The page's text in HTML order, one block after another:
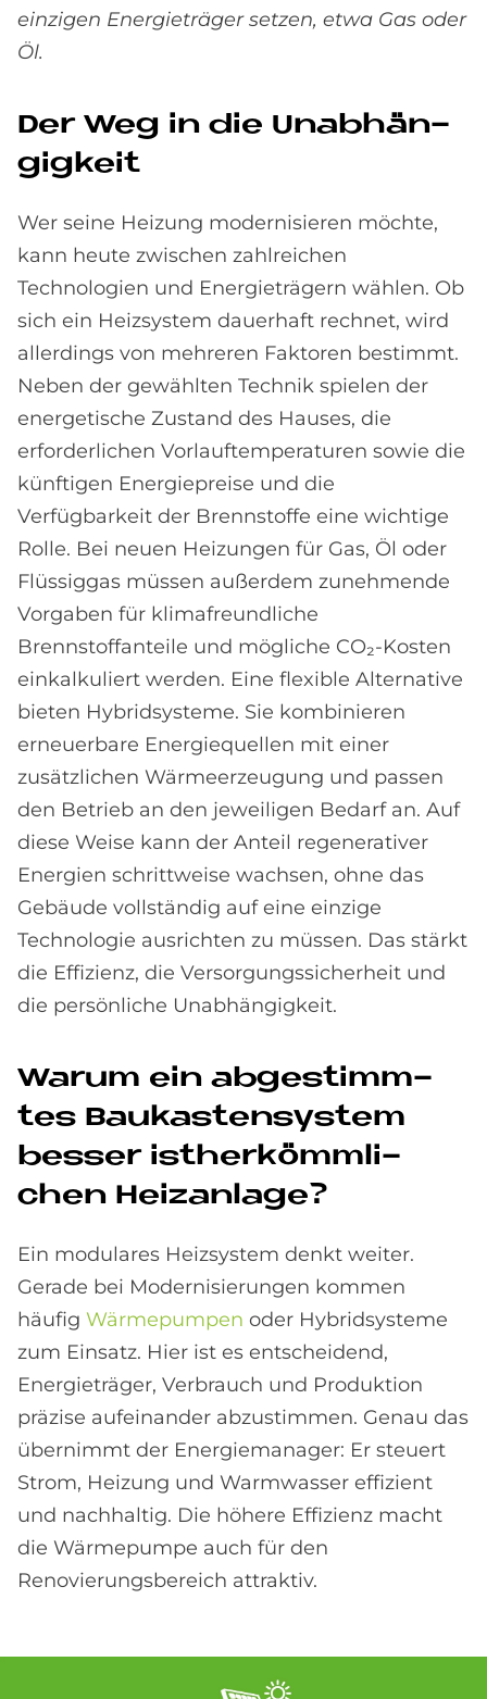
einzigen Energieträger setzen, etwa Gas oder
Öl.
Der Weg in die Un­ab­hän­
gig­keit
Wer seine Heizung modernisieren möchte,
kann heute zwischen zahlreichen
Technologien und Energieträgern wählen. Ob
sich ein Heizsystem dauerhaft rechnet, wird
allerdings von mehreren Faktoren bestimmt.
Neben der gewählten Technik spielen der
energetische Zustand des Hauses, die
erforderlichen Vorlauftemperaturen sowie die
künftigen Energiepreise und die
Verfügbarkeit der Brennstoffe eine wichtige
Rolle. Bei neuen Heizungen für Gas, Öl oder
Flüssiggas müssen außerdem zunehmende
Vorgaben für klimafreundliche
Brennstoffanteile und mögliche CO₂-Kosten
einkalkuliert werden. Eine flexible Alternative
bieten Hybridsysteme. Sie kombinieren
erneuerbare Energiequellen mit einer
zusätzlichen Wärmeerzeugung und passen
den Betrieb an den jeweiligen Bedarf an. Auf
diese Weise kann der Anteil regenerativer
Energien schrittweise wachsen, ohne das
Gebäude vollständig auf eine einzige
Technologie ausrichten zu müssen. Das stärkt
die Effizienz, die Versorgungssicherheit und
die persönliche Unabhängigkeit.
Wa­rum ein ab­ge­stimm­
tes Bau­ka­sten­sy­stem
bes­ser isther­kömm­li­
chen Heiz­an­la­ge?
Ein modulares Heizsystem denkt weiter.
Gerade bei Modernisierungen kommen
häufig Wärmepumpen oder Hybridsysteme
zum Einsatz. Hier ist es entscheidend,
Energieträger, Verbrauch und Produktion
präzise aufeinander abzustimmen. Genau das
übernimmt der Energiemanager: Er steuert
Strom, Heizung und Warmwasser effizient
und nachhaltig. Die höhere Effizienz macht
die Wärmepumpe auch für den
Renovierungsbereich attraktiv.